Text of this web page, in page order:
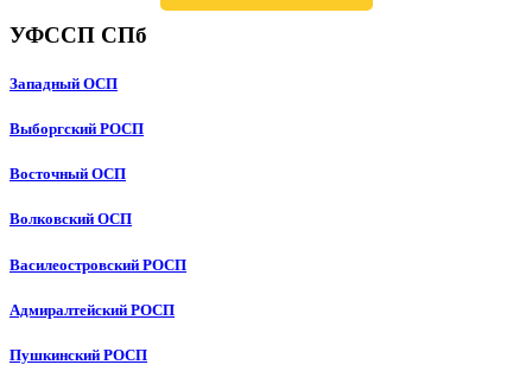
УФССП СПб
Западный ОСП
Выборгский РОСП
Восточный ОСП
Волковский ОСП
Василеостровский РОСП
Адмиралтейский РОСП
Пушкинский РОСП